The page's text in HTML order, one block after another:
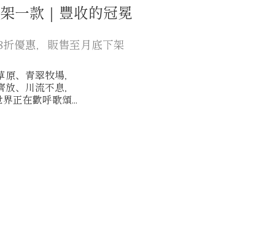
一款｜豐收的冠冕
優惠，販售至月底下架
原、青翠牧場，
放、川流不息，
正在歡呼歌頌...